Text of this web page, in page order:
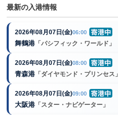
最新の入港情報
2026年08月07日(金)06:00
舞鶴港 「パシフィック・ワールド」
2026年08月07日(金)08:00
青森港 「ダイヤモンド・プリンセス」
2026年08月07日(金)09:00
大阪港 「スター・ナビゲーター」